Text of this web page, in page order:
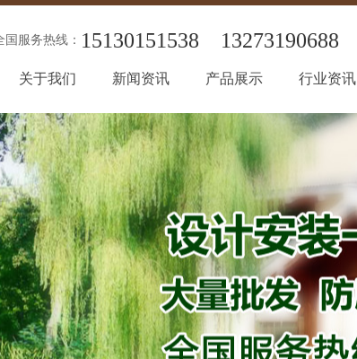
国服务热线： 15130151538 13273190688
关于我们 新闻资讯 产品展示 行业资讯